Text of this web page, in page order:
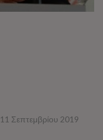
11 Σεπτεμβρίου 2019